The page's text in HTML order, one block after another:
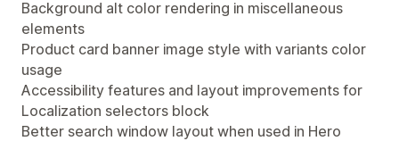
Background alt color rendering in miscellaneous
elements
Product card banner image style with variants color
usage
Accessibility features and layout improvements for
Localization selectors block
Better search window layout when used in Hero